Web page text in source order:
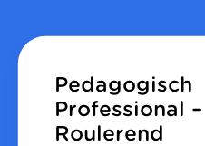
Pedagogisch
Professional –
Roulerend